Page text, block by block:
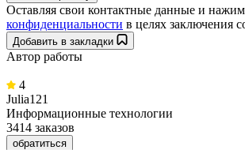
Оставляя свои контактные данные и
конфиденциальности в целях заключения
Добавить в закладки
Автор работы
4
Julia121
Информационные технологии
3414 заказов
обратиться